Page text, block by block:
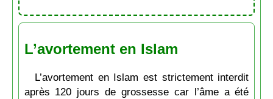
L’avortement en Islam
L’avortement en Islam est strictement interdit
après 120 jours de grossesse car l’âme a été